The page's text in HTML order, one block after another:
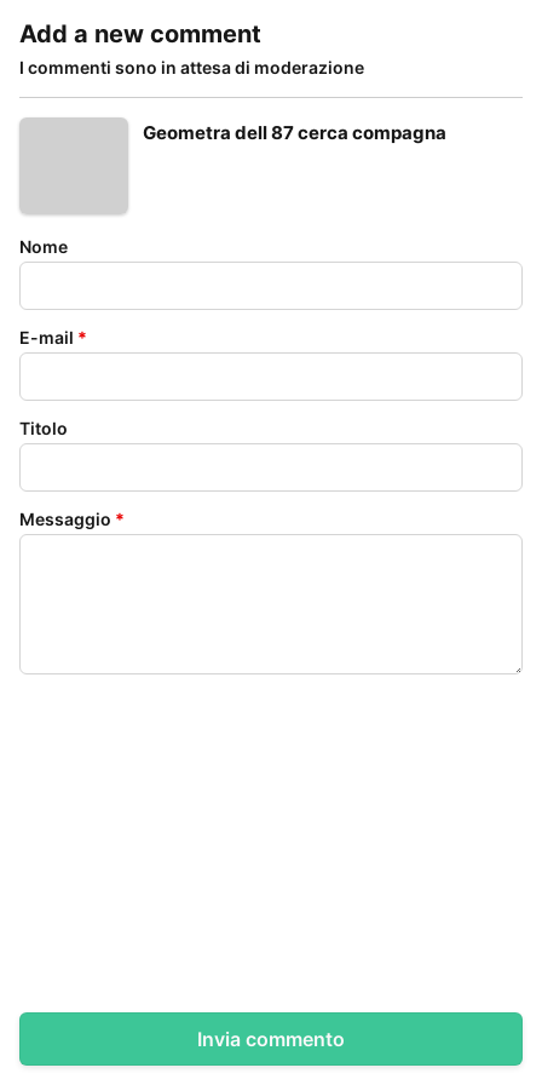
Add a new comment
I commenti sono in attesa di moderazione
Geometra dell 87 cerca compagna
Nome
E-mail *
Titolo
Messaggio *
Invia commento